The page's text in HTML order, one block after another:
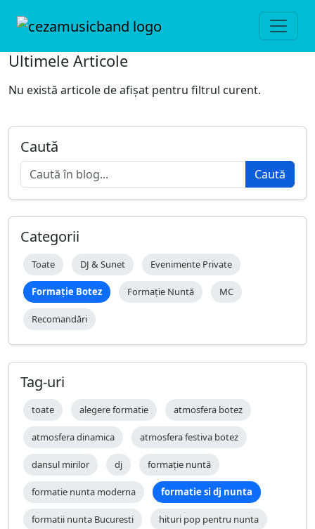
Ultimele Articole
Nu există articole de afișat pentru filtrul curent.
Caută
Caută
Categorii
Toate DJ & Sunet Evenimente Private
Formație Botez Formație Nuntă MC
Recomandări
Tag-uri
toate alegere formatie atmosfera botez
atmosfera dinamica atmosfera festiva botez
dansul mirilor dj formație nuntă
formatie nunta moderna formatie si dj nunta
formatii nunta Bucuresti hituri pop pentru nunta